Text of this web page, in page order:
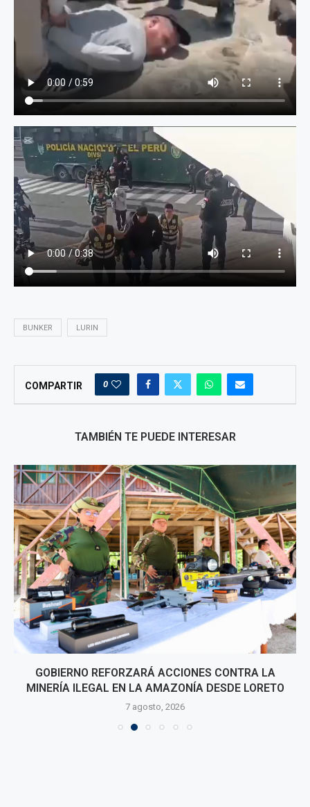
BUNKER LURIN
COMPARTIR 0
TAMBIÉN TE PUEDE INTERESAR
GOBIERNO REFORZARÁ ACCIONES CONTRA LA
MINERÍA ILEGAL EN LA AMAZONÍA DESDE LORETO
7 agosto, 2026